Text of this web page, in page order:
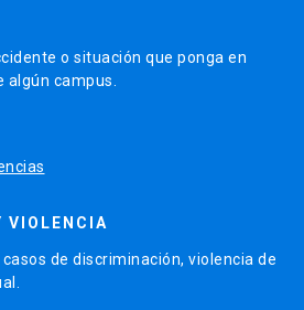
o situación que ponga en
campus.
VIOLENCIA
de discriminación, violencia de